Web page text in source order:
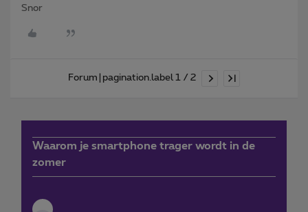
Snor
Forum|pagination.label 1 / 2
Waarom je smartphone trager wordt in de
zomer